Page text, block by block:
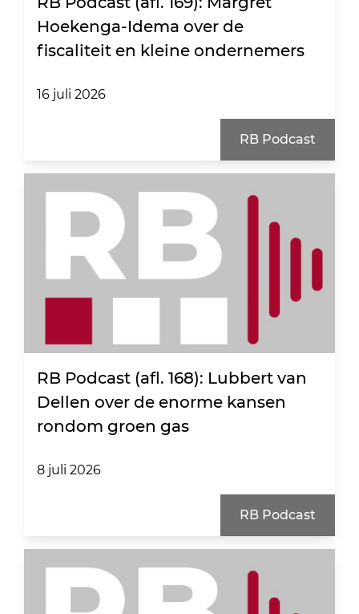
Hoekenga-Idema over de
fiscaliteit en kleine ondernemers
16 juli 2026
RB Podcast
RB Podcast (afl. 168): Lubbert van
Dellen over de enorme kansen
rondom groen gas
8 juli 2026
RB Podcast